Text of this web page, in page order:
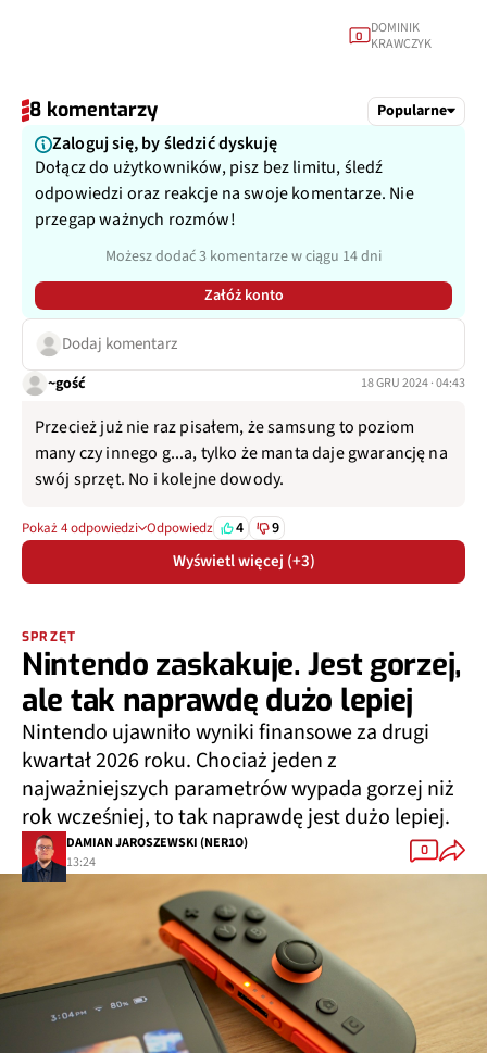
0 DOMINIK
KRAWCZYK
8 komentarzy Popularne
Zaloguj się, by śledzić dyskuję
Dołącz do użytkowników, pisz bez limitu, śledź
odpowiedzi oraz reakcje na swoje komentarze. Nie
przegap ważnych rozmów!
Możesz dodać 3 komentarze w ciągu 14 dni
Załóż konto
Dodaj komentarz
~gość 18 GRU 2024 · 04:43
Przecież już nie raz pisałem, że samsung to poziom
many czy innego g...a, tylko że manta daje gwarancję na
swój sprzęt. No i kolejne dowody.
Pokaż 4 odpowiedzi Odpowiedz 4 9
Wyświetl więcej (+3)
SPRZĘT
Nintendo zaskakuje. Jest gorzej,
ale tak naprawdę dużo lepiej
Nintendo ujawniło wyniki finansowe za drugi
kwartał 2026 roku. Chociaż jeden z
najważniejszych parametrów wypada gorzej niż
rok wcześniej, to tak naprawdę jest dużo lepiej.
DAMIAN JAROSZEWSKI (NER1O)
13:24
0